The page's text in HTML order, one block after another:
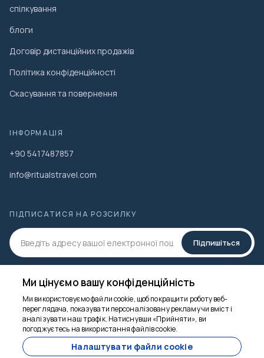
вуличних стендах, поки ви їсте.
Діти зазвичай welcome, але досвід найкраще
комфортно сп пробують різну їжу та ходять по
зайнятих вулицях: Діти можуть приєднатися та
спроектовано з урахуванням інтересів дорослих у
чи зможуть молодші діти впоратися з натовпами,
підлітки, які є цікавими їдцями, зазвичай отримують
найбільше задоволення від цього досвіду.
спілкування
блоги
Договір дистанційних продажів
Політика конфіденційності
Скасування та повернення
ІНФОРМАЦІЯ
+90 5417487857
info@ritualstravel.com
ПІДПИСАТИСЯ НА РОЗСИЛКУ
Підпишіться
СОЦ.МЕДІА
Ми цінуємо вашу конфіденційність
Ми використовуємо файли cookie, щоб покращити роботу веб-
переглядача, показувати персоналізовану рекламу чи вміст і
аналізувати наш трафік. Натиснувши «Прийняти», ви
погоджуєтесь на використання файлів cookie.
Налаштувати файли cookie
Ми тут, щоб
допомогти